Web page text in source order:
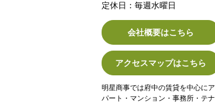
定休日：毎週水曜日
会社概要はこちら
アクセスマップはこちら
明星商事では府中の賃貸を中心にア
パート・マンション・事務所・テナ